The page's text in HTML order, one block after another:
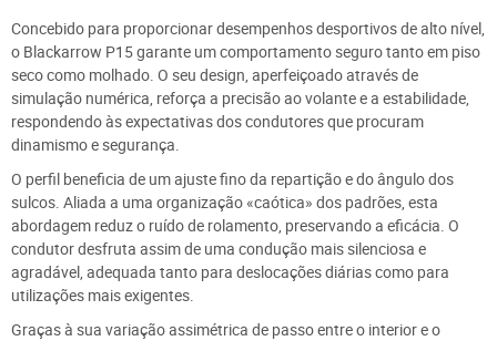
Concebido para proporcionar desempenhos desportivos de alto nível,
o Blackarrow P15 garante um comportamento seguro tanto em piso
seco como molhado. O seu design, aperfeiçoado através de
simulação numérica, reforça a precisão ao volante e a estabilidade,
respondendo às expectativas dos condutores que procuram
dinamismo e segurança.
O perfil beneficia de um ajuste fino da repartição e do ângulo dos
sulcos. Aliada a uma organização «caótica» dos padrões, esta
abordagem reduz o ruído de rolamento, preservando a eficácia. O
condutor desfruta assim de uma condução mais silenciosa e
agradável, adequada tanto para deslocações diárias como para
utilizações mais exigentes.
Graças à sua variação assimétrica de passo entre o interior e o